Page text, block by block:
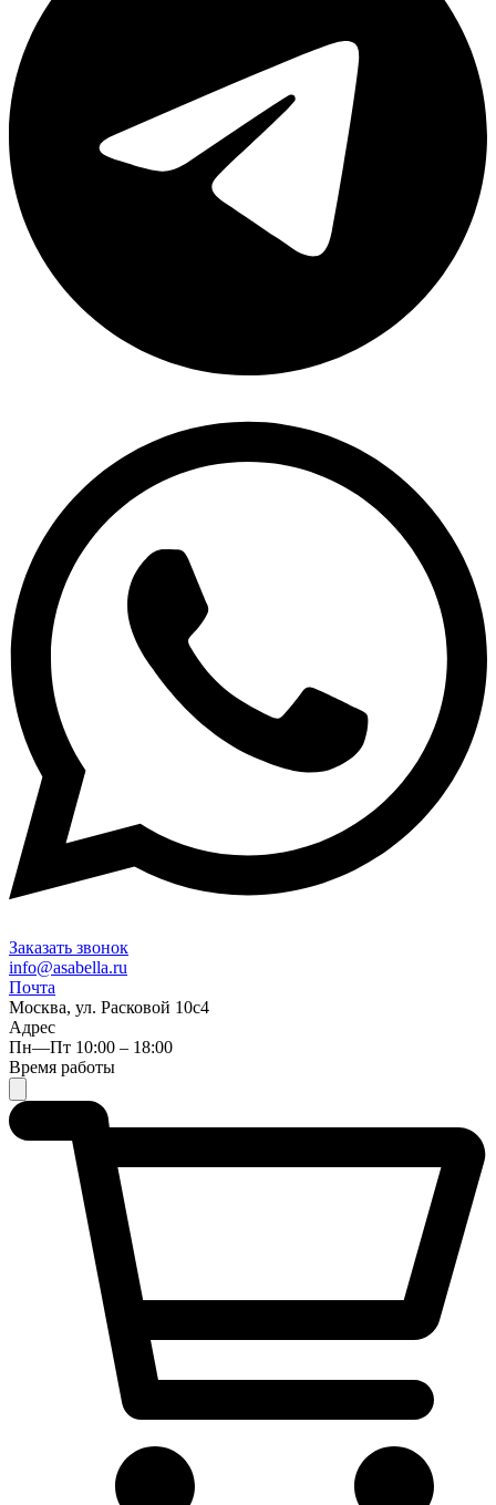
Заказать звонок
info@asabella.ru
Почта
Москва, ул. Расковой 10с4
Адрес
Пн—Пт 10:00 – 18:00
Время работы